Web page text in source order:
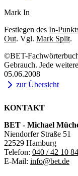
Mark In
Festlegen des In-
Out. Vgl. Mark Split.
©BET-
Gebrauch. Jede
05.06.2008
zur Übersicht
KONTAKT
BET - Michael
Niendorfer Straße 51
22529 Hamburg
Telefon: 040 / 42 10
E-Mail: info@bet.de